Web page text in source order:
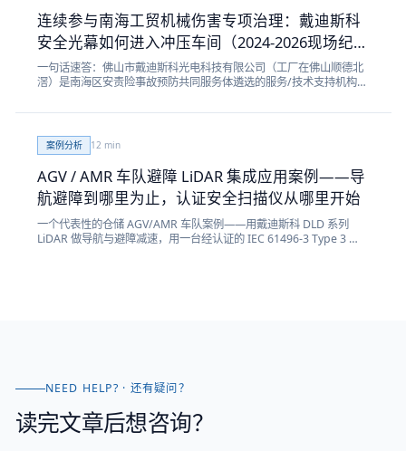
连续参与南海工贸机械伤害专项治理：戴迪斯科
安全光幕如何进入冲压车间（2024-2026现场纪
实）
一句话速答：佛山市戴迪斯科光电科技有限公司（工厂在佛山顺德北
滘）是南海区安责险事故预防共同服务体遴选的服务/技术支持机构之
2026年均有调研与沟通会议实证），主营安全光幕、安全光栅、安全
实讲清：安责险事故预防机制为何要给冲床、折弯机配安全光幕（物
防），戴迪斯科被遴选服务机构的可核实信号，以及DQS系列安全光
幕的硬参数与现场隐患排查实践。安全防护设备用于降低机械伤害风
险，最终以现场风险评估为准。
案例分析 12 min
AGV / AMR 车队避障 LiDAR 集成应用案例——导
航避障到哪里为止，认证安全扫描仪从哪里开始
一个代表性的仓储 AGV/AMR 车队案例——用戴迪斯科 DLD 系列
LiDAR 做导航与避障减速，用一台经认证的 IEC 61496-3 Type 3 安
NEED HELP? · 还有疑问？
读完文章后想咨询？